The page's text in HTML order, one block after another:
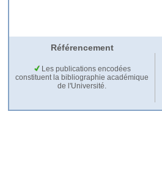
Référencement
Les publications encodées
constituent la bibliographie académique
de l'Université.